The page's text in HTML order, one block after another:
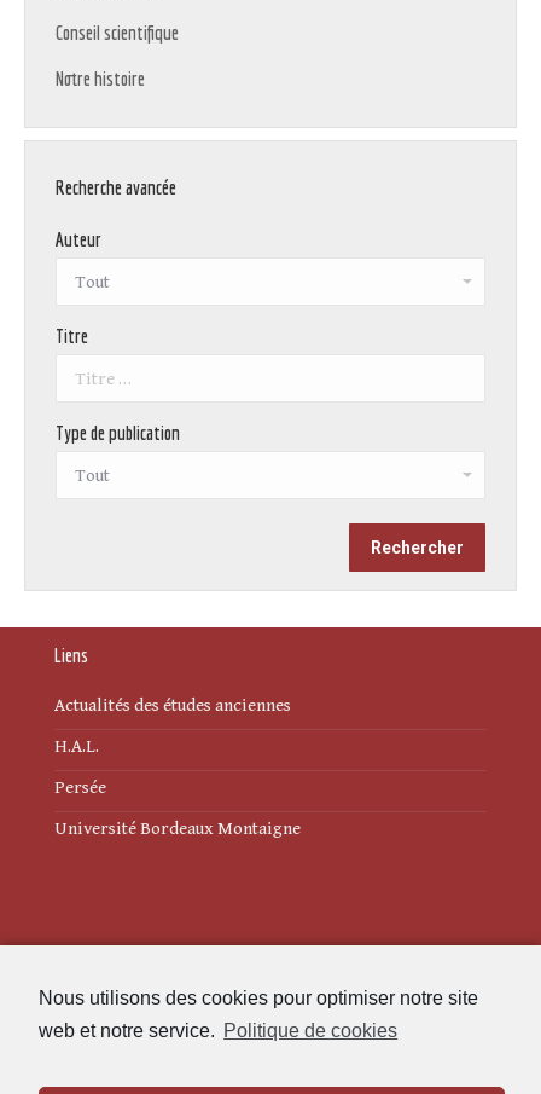
Nous utilisons des cookies pour optimiser notre site
web et notre service. Politique de cookies
Conseil scientifique
Notre histoire
Recherche avancée
Auteur
Titre
Type de publication
Liens
Actualités des études anciennes
H.A.L.
Persée
Université Bordeaux Montaigne
Politique de cookies (UE)